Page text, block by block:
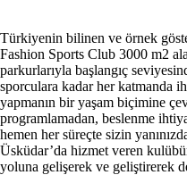
Türkiyenin bilinen ve örnek
Fashion Sports Club 3000 m2
parkurlarıyla başlangıç
sporculara kadar her katmanda
yapmanın bir yaşam biçimine
programlamadan, beslenme
hemen her süreçte sizin
Üsküdar’da hizmet veren
yoluna gelişerek ve geliştirerek